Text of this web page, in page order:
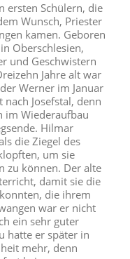
ersten Schülern, die
Wunsch, Priester
kamen. Geboren
Oberschlesien,
und Geschwistern
Jahre alt war
Werner im Januar
Josefstal, denn
im Wiederaufbau
Hilmar
die Ziegel des
um sie
zu können. Der alte
damit sie die
die ihrem
war er nicht
ein sehr guter
hatte er später in
mehr, denn